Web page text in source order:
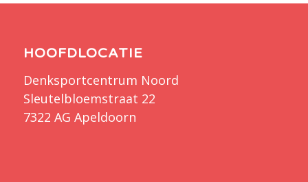
HOOFDLOCATIE
Denksportcentrum Noord
Sleutelbloemstraat 22
7322 AG Apeldoorn